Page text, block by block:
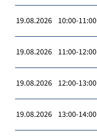
19.08.2026 10:00-11:00
19.08.2026 11:00-12:00
19.08.2026 12:00-13:00
19.08.2026 13:00-14:00